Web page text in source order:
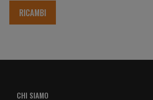
RICAMBI
CHI SIAMO